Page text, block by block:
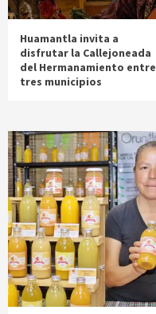
Huamantla invita a
disfrutar la Callejoneada
del Hermanamiento entre
tres municipios